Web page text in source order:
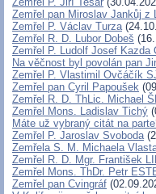
Zemřel pan Miroslav Jankůj z
Zemřel P. Václav Turza
Zemřel R. D. Lubor Dobeš
Zemřel P. Ludolf Josef Kazda
Na věčnost byl povolán pan
Zemřel P. Vlastimil Ovčáčík
Zemřel pan Cyril Papoušek
Zemřel R. D. ThLic. Michael
Zemřel Mons. Ladislav Tichý
Máte už vybraný citát na
Zemřel P. Jaroslav Svoboda
Zemřela S. M. Michaela
Zemřel R. D. Mgr. František
Zemřel Mons. ThDr. Petr
Zemřel pan Cvingráf